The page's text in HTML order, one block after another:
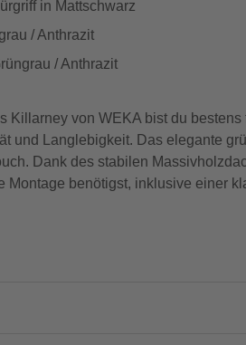
in Mattschwarz
/ Anthrazit
/ Anthrazit
Killarney von WEKA bist du
und Langlebigkeit. Das elegante
Dank des stabilen
Montage benötigst, inklusive einer